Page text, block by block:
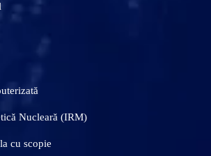
Nucleară (IRM)
cu scopie